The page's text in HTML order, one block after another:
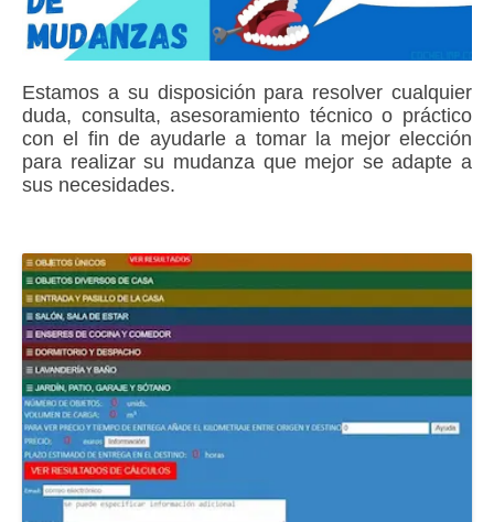
Estamos a su disposición para resolver cualquier
duda, consulta, asesoramiento técnico o práctico
con el fin de ayudarle a tomar la mejor elección
para realizar su mudanza que mejor se adapte a
sus necesidades.